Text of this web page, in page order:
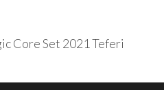
Core Set 2021 Teferi